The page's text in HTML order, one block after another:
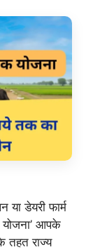
डेयरी फार्म
योजना’ आपके
तहत राज्य